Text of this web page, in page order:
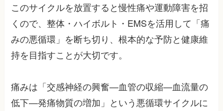
このサイクルを放置すると慢性痛や運動障害を招
くので、整体・ハイボルト・EMSを活用して「痛
みの悪循環」を断ち切り、根本的な予防と健康維
持を目指すことが大切です。
痛みは「交感神経の興奮—血管の収縮—血流量の
低下—発痛物質の増加」という悪循環サイクルに